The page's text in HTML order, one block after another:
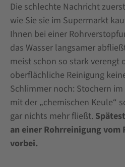
Die schlechte Nachricht
wie Sie sie im Supermarkt
Ihnen bei einer
das Wasser langsamer
meist schon so stark verengt
oberflächliche Reinigung
Schlimmer noch: Stochern
mit der „chemischen Keule“
gar nichts mehr fließt.
an einer Rohrreinigung vom
vorbei.